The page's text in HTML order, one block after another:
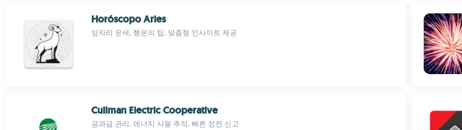
Horóscopo Aries
양자리 운세, 행운의 팁, 맞춤형 인사이트 제공
Cullman Electric Cooperative
공과금 관리, 에너지 사용 추적, 빠른 정전 신고